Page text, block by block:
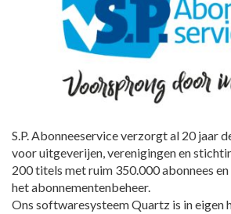
S.P. Abonneeservice verzorgt al 20 jaar
voor uitgeverijen, verenigingen en
200 titels met ruim 350.000 abonnees
het abonnementenbeheer.
Ons softwaresysteem Quartz is in eigen